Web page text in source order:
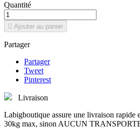
Quantité
 Ajouter au panier
Partager
Partager
Tweet
Pinterest
Livraison
Labigboutique assure une livraison rapide
30kg max, sinon AUCUN